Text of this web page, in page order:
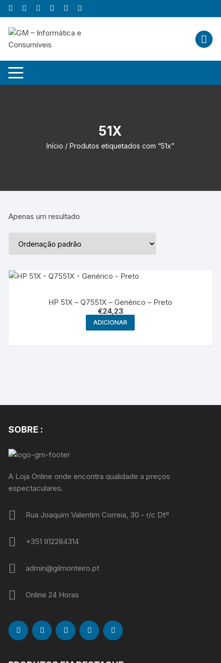
Skip
to
content
51X
Início / Produtos etiquetados com “51x”
Apenas um resultado
HP 51X – Q7551X – Genérico – Preto
€24,23
ADICIONAR
SOBRE :
A Loja Online onde encontra qualidade a preços
espectaculares.
Rua Joaquim Valentim Correia, 30 - r/c Dtº
+351 912284314
admin@gilmonteiro.pt
Online 24 Horas